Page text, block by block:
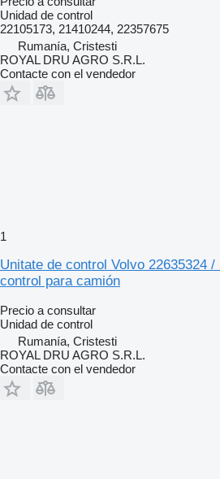
Unidad de control
22105173, 21410244, 22357675
Rumanía, Cristesti
ROYAL DRU AGRO S.R.L.
Contacte con el vendedor
1
Unitate de control Volvo 22635324 /
control para camión
Precio a consultar
Unidad de control
Rumanía, Cristesti
ROYAL DRU AGRO S.R.L.
Contacte con el vendedor